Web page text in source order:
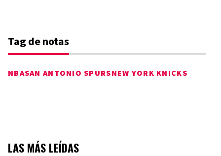
Tag de notas
NBASAN ANTONIO SPURSNEW YORK KNICKS
LAS MÁS LEÍDAS